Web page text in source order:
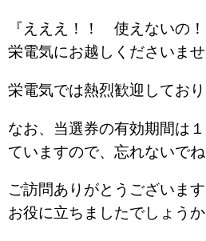
『えええ！！ 使えないの
栄電気にお越しくださいませ
栄電気では熱烈歓迎しており
なお、当選券の有効期間は
ていますので、忘れないでね
ご訪問ありがとうございます
お役に立ちましたでしょうか